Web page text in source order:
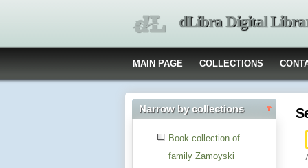
dLibra Digital
MAIN PAGE COLLECTIONS
Narrow by collections
Book collection of
family Zamoyski